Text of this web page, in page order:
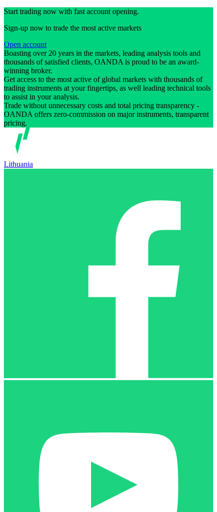
Start trading now with fast account opening.
Sign-up now to trade the most active markets
Open account
Boasting over 20 years in the markets, leading analysis tools and
thousands of satisfied clients, OANDA is proud to be an award-
winning broker.
Get access to the most active of global markets with thousands of
trading instruments at your fingertips, as well leading technical tools
to assist in your analysis.
Trade without unnecessary costs and total pricing transparency -
OANDA offers zero-commission on major instruments, transparent
pricing.
Lithuania